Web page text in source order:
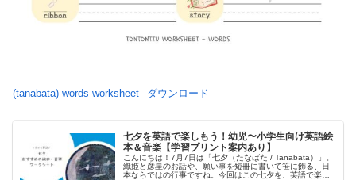
(tanabata) words worksheet ダウンロード
七夕を英語で楽しもう！幼児〜小学生向け英語絵
本＆音楽【学習プリント案内あり】
こんにちは！7月7日は「七夕（たなばた / Tanabata）」。
織姫と彦星のお話や、願い事を短冊に書いて笹に飾る、日
本ならではの行事ですね。今回はこの七夕を、英語で楽し